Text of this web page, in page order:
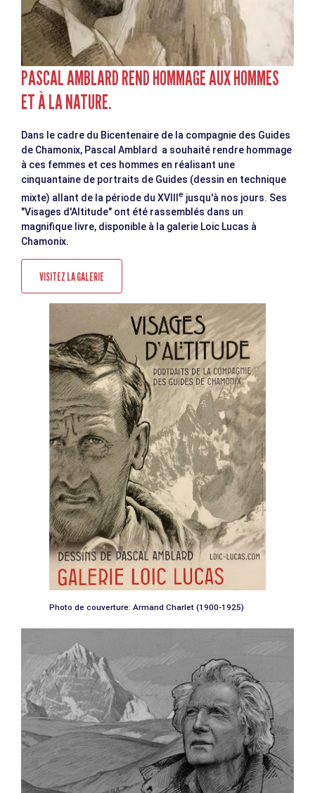
PASCAL AMBLARD REND HOMMAGE AUX HOMMES
ET À LA NATURE.
Dans le cadre du Bicentenaire de la compagnie des Guides
de Chamonix, Pascal Amblard a souhaité rendre hommage
à ces femmes et ces hommes en réalisant une
cinquantaine de portraits de Guides (dessin en technique
mixte) allant de la période du XVIIIe jusqu'à nos jours. Ses
"Visages d'Altitude" ont été rassemblés dans un
magnifique livre, disponible à la galerie Loic Lucas à
Chamonix.
VISITEZ LA GALERIE
Photo de couverture: Armand Charlet (1900-1925)